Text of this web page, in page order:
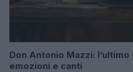
Don Antonio Mazzi:
emozioni e canti